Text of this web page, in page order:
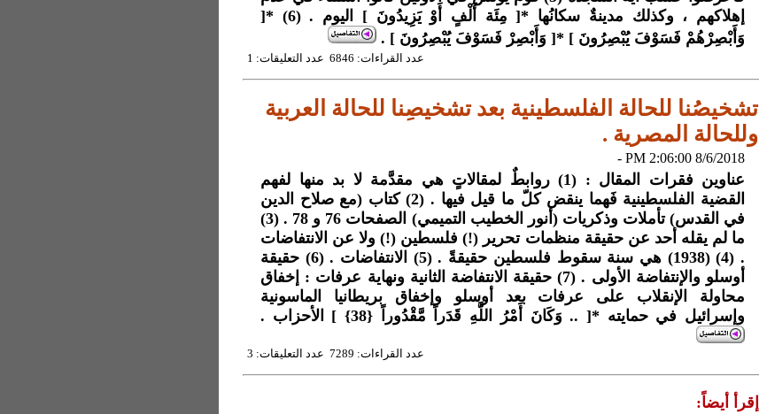
إهلاكهم ، وكذلك مدينةٌ سكانُها *[ مِئَة أَلْفٍ أَوْ يَزِيدُونَ ] اليوم . (6) *[
وَأَبْصِرْهُمْ فَسَوْفَ يُبْصِرُونَ ] *[ وَأَبْصِرْ فَسَوْفَ يُبْصِرُونَ ] .
عدد القراءات: 6846 عدد التعليقات: 1
تشخيصُنا للحالة الفلسطينية بعد تشخيصِنا للحالة العربية
وللحالة المصرية .
8/6/2018 2:06:00 PM -
عناوين فقرات المقال : (1) روابطٌ لمقالاتٍ هي مقدَّمة لا بد منها لفهم
القضية الفلسطينية فَهما ينقض كلّ ما قيل فيها . (2) كتاب (مع صلاح الدين
في القدس) تأملات وذكريات (أنور الخطيب التميمي) الصفحات 76 و 78 . (3)
ما لم يقله أحد عن حقيقة منظمات تحرير (!) فلسطين (!) ولا عن الانتفاضات
. (4) (1938) هي سنة سقوط فلسطين حقيقةً . (5) الانتفاضات . (6) حقيقة
أوسلو والإنتفاضة الأولى . (7) حقيقة الانتفاضة الثانية ونهاية عرفات : إخفاق
محاولة الإنقلاب على عرفات بعد أوسلو وإخفاق بريطانيا الماسونية
وإسرائيل في حمايته *[ .. وَكَانَ أَمْرُ اللَّهِ قَدَراً مَّقْدُوراً {38} ] الأحزاب .
عدد القراءات: 7289 عدد التعليقات: 3
إقرأ أيضاً: